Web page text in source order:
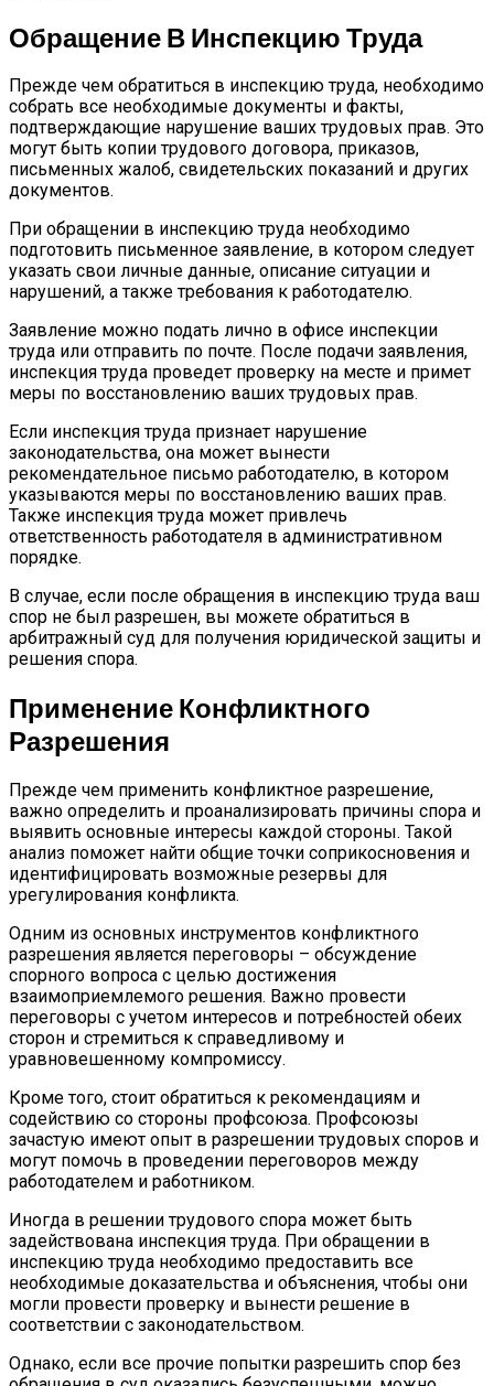
Обращение В Инспекцию Труда
Прежде чем обратиться в инспекцию труда, необходимо
собрать все необходимые документы и факты,
подтверждающие нарушение ваших трудовых прав. Это
могут быть копии трудового договора, приказов,
письменных жалоб, свидетельских показаний и других
документов.
При обращении в инспекцию труда необходимо
подготовить письменное заявление, в котором следует
указать свои личные данные, описание ситуации и
нарушений, а также требования к работодателю.
Заявление можно подать лично в офисе инспекции
труда или отправить по почте. После подачи заявления,
инспекция труда проведет проверку на месте и примет
меры по восстановлению ваших трудовых прав.
Если инспекция труда признает нарушение
законодательства, она может вынести
рекомендательное письмо работодателю, в котором
указываются меры по восстановлению ваших прав.
Также инспекция труда может привлечь
ответственность работодателя в административном
порядке.
В случае, если после обращения в инспекцию труда ваш
спор не был разрешен, вы можете обратиться в
арбитражный суд для получения юридической защиты и
решения спора.
Применение Конфликтного
Разрешения
Прежде чем применить конфликтное разрешение,
важно определить и проанализировать причины спора и
выявить основные интересы каждой стороны. Такой
анализ поможет найти общие точки соприкосновения и
идентифицировать возможные резервы для
урегулирования конфликта.
Одним из основных инструментов конфликтного
разрешения является переговоры – обсуждение
спорного вопроса с целью достижения
взаимоприемлемого решения. Важно провести
переговоры с учетом интересов и потребностей обеих
сторон и стремиться к справедливому и
уравновешенному компромиссу.
Кроме того, стоит обратиться к рекомендациям и
содействию со стороны профсоюза. Профсоюзы
зачастую имеют опыт в разрешении трудовых споров и
могут помочь в проведении переговоров между
работодателем и работником.
Иногда в решении трудового спора может быть
задействована инспекция труда. При обращении в
инспекцию труда необходимо предоставить все
необходимые доказательства и объяснения, чтобы они
могли провести проверку и вынести решение в
соответствии с законодательством.
Однако, если все прочие попытки разрешить спор без